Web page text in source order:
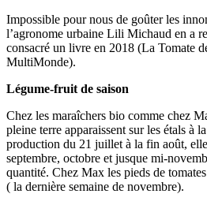
Impossible pour nous de goûter les
l’agronome urbaine Lili Michaud en a
consacré un livre en 2018 (La Tomate
MultiMonde).
Légume-fruit de saison
Chez les maraîchers bio comme chez
pleine terre apparaissent sur les étals à
production du 21 juillet à la fin août,
septembre, octobre et jusque mi-
quantité. Chez Max les pieds de
( la dernière semaine de novembre).